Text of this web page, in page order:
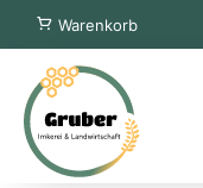
Zum
Inhalt
springen
Warenkorb